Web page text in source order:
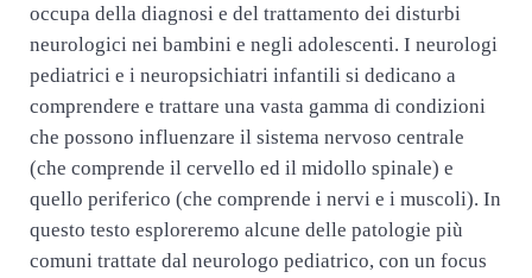
occupa della diagnosi e del trattamento dei disturbi
neurologici nei bambini e negli adolescenti. I neurologi
pediatrici e i neuropsichiatri infantili si dedicano a
comprendere e trattare una vasta gamma di condizioni
che possono influenzare il sistema nervoso centrale
(che comprende il cervello ed il midollo spinale) e
quello periferico (che comprende i nervi e i muscoli). In
questo testo esploreremo alcune delle patologie più
comuni trattate dal neurologo pediatrico, con un focus